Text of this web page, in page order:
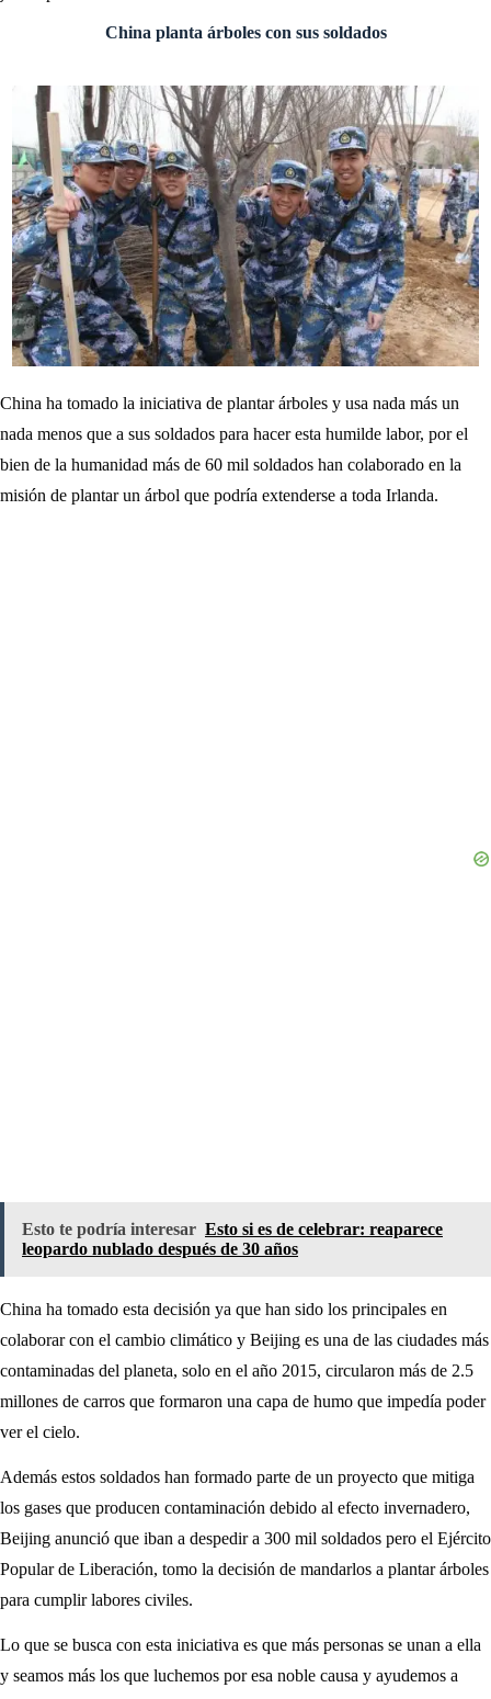
China planta árboles con sus soldados
China ha tomado la iniciativa de plantar árboles y usa nada más un
nada menos que a sus soldados para hacer esta humilde labor, por el
bien de la humanidad más de 60 mil soldados han colaborado en la
misión de plantar un árbol que podría extenderse a toda Irlanda.
Esto te podría interesar Esto si es de celebrar: reaparece
leopardo nublado después de 30 años
China ha tomado esta decisión ya que han sido los principales en
colaborar con el cambio climático y Beijing es una de las ciudades más
contaminadas del planeta, solo en el año 2015, circularon más de 2.5
millones de carros que formaron una capa de humo que impedía poder
ver el cielo.
Además estos soldados han formado parte de un proyecto que mitiga
los gases que producen contaminación debido al efecto invernadero,
Beijing anunció que iban a despedir a 300 mil soldados pero el Ejército
Popular de Liberación, tomo la decisión de mandarlos a plantar árboles
para cumplir labores civiles.
Lo que se busca con esta iniciativa es que más personas se unan a ella
y seamos más los que luchemos por esa noble causa y ayudemos a